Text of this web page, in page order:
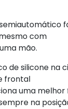
com
mão.
de silicone na
frontal
uma melhor
na